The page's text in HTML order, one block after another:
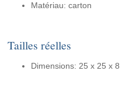
Matériau: carton
Tailles réelles
Dimensions: 25 x 25 x 8